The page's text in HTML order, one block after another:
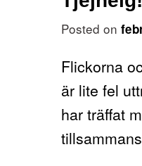
Posted on
Flickorna
är lite fel
har träffat